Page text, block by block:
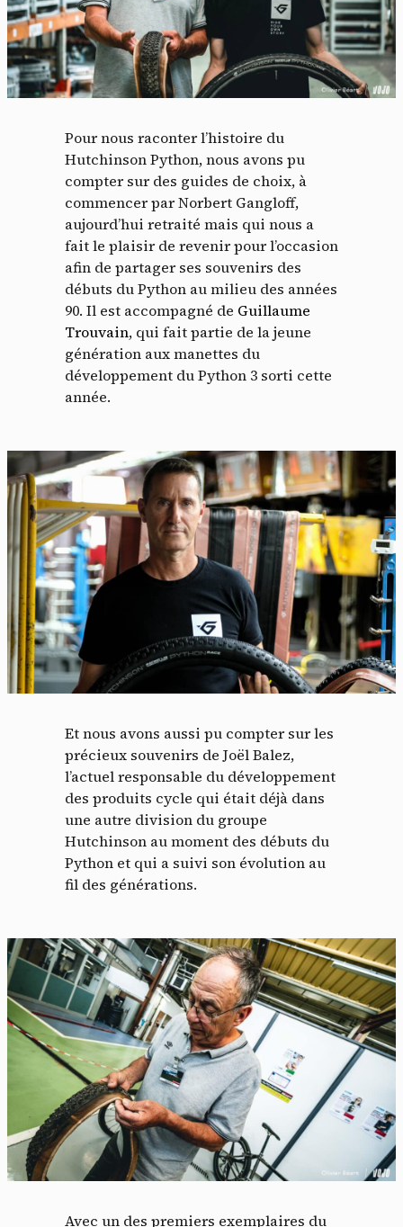
Pour nous raconter l’histoire du
Hutchinson Python, nous avons pu
compter sur des guides de choix, à
commencer par Norbert Gangloff,
aujourd’hui retraité mais qui nous a
fait le plaisir de revenir pour l’occasion
afin de partager ses souvenirs des
débuts du Python au milieu des années
90. Il est accompagné de Guillaume
Trouvain, qui fait partie de la jeune
génération aux manettes du
développement du Python 3 sorti cette
année.
Et nous avons aussi pu compter sur les
précieux souvenirs de Joël Balez,
l’actuel responsable du développement
des produits cycle qui était déjà dans
une autre division du groupe
Hutchinson au moment des débuts du
Python et qui a suivi son évolution au
fil des générations.
Avec un des premiers exemplaires du